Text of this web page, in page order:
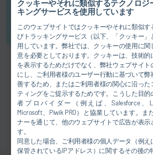
クッキーやそれに類似するテクノロジ
キングサービスを使用しています
このウェブサイトではクッキーやそれに類似す
びトラッキングサービス（以下、「クッキー」
用しています。弊社では、クッキーの使用に関
意を必要としております。クッキーは、技術的
を表示するためだけでなく、弊社ウェブサイ
にし、ご利用者様のユーザー行動に基づいて弊
善するため、またはご利用者様の関心に沿った
ティングをご提示するためです。こうした目的
者プロバイダー（例えば、Salesforce、
Microsoft、Piwik PRO）と協業しています。ま
ナーを通じて、他のウェブサイトで広告が表示
す。
同意した場合、ご利用者様の個人データ（例え
保管されているIPアドレス）に関するその後の
に記載の説明に従ってお客様
プライヤーに転送されます。
同意する